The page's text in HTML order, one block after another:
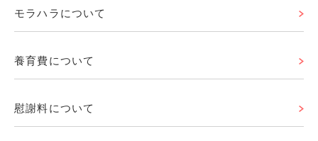
モラハラについて
養育費について
慰謝料について